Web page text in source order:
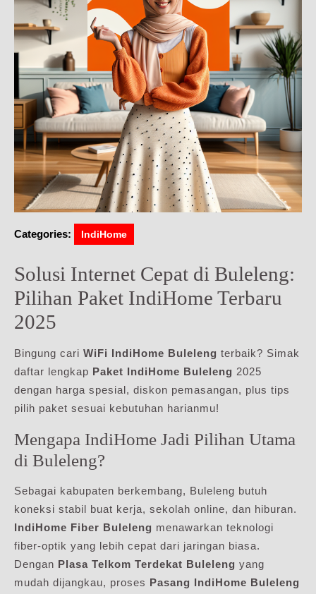
Categories: IndiHome
Solusi Internet Cepat di Buleleng:
Pilihan Paket IndiHome Terbaru
2025
Bingung cari WiFi IndiHome Buleleng terbaik? Simak
daftar lengkap Paket IndiHome Buleleng 2025
dengan harga spesial, diskon pemasangan, plus tips
pilih paket sesuai kebutuhan harianmu!
Mengapa IndiHome Jadi Pilihan Utama
di Buleleng?
Sebagai kabupaten berkembang, Buleleng butuh
koneksi stabil buat kerja, sekolah online, dan hiburan.
IndiHome Fiber Buleleng menawarkan teknologi
fiber-optik yang lebih cepat dari jaringan biasa.
Dengan Plasa Telkom Terdekat Buleleng yang
mudah dijangkau, proses Pasang IndiHome Buleleng